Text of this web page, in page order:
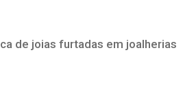
de joias furtadas em joalherias